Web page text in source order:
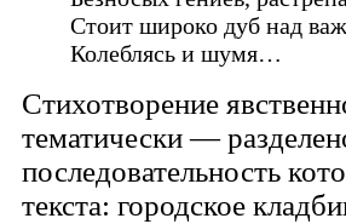
Стоит широко дуб над
Колеблясь и шумя…
Стихотворение
тематически —
последовательность
текста: городское